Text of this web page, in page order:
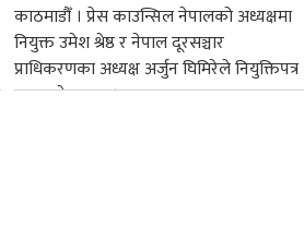
काठमाडौँ । प्रेस काउन्सिल नेपालको अध्यक्षमा
नियुक्त उमेश श्रेष्ठ र नेपाल दूरसञ्चार
प्राधिकरणका अध्यक्ष अर्जुन घिमिरेले नियुक्तिपत्र
ग्रहण गरेका छन्।...